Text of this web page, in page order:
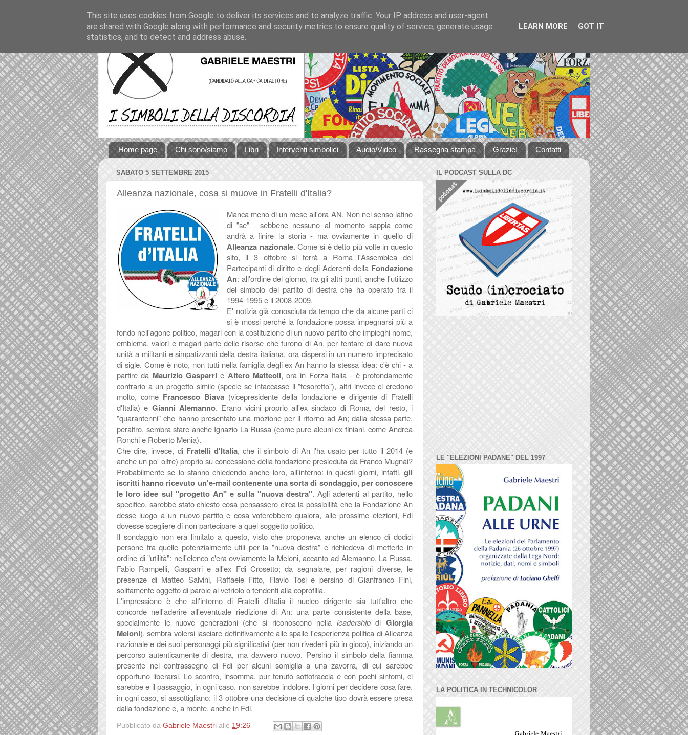
Home page Chi sono/siamo Libri Interventi simbolici Audio/Video Rassegna stampa Grazie! Contatti
SABATO 5 SETTEMBRE 2015
Alleanza nazionale, cosa si muove in Fratelli d'Italia?
Manca meno di un mese all'ora AN. Non nel senso latino
di "se" - sebbene nessuno al momento sappia come
andrà a finire la storia - ma ovviamente in quello di
Alleanza nazionale. Come si è detto più volte in questo
sito, il 3 ottobre si terrà a Roma l'Assemblea dei
Partecipanti di diritto e degli Aderenti della Fondazione
An: all'ordine del giorno, tra gli altri punti, anche l'utilizzo
del simbolo del partito di destra che ha operato tra il
1994-1995 e il 2008-2009.
E' notizia già conosciuta da tempo che da alcune parti ci
si è mossi perché la fondazione possa impegnarsi più a
fondo nell'agone politico, magari con la costituzione di un nuovo partito che impieghi nome,
emblema, valori e magari parte delle risorse che furono di An, per tentare di dare nuova
unità a militanti e simpatizzanti della destra italiana, ora dispersi in un numero imprecisato
di sigle. Come è noto, non tutti nella famiglia degli ex An hanno la stessa idea: c'è chi - a
partire da Maurizio Gasparri e Altero Matteoli, ora in Forza Italia - è profondamente
contrario a un progetto simile (specie se intaccasse il "tesoretto"), altri invece ci credono
molto, come Francesco Biava(vicepresidente della fondazione e dirigente di Fratelli
d'Italia) e Gianni Alemanno. Erano vicini proprio all'ex sindaco di Roma, del resto, i
"quarantenni" che hanno presentato una mozione per il ritorno ad An; dalla stessa parte,
peraltro, sembra stare anche Ignazio La Russa (come pure alcuni ex finiani, come Andrea
Ronchi e Roberto Menia).
Che dire, invece, di Fratelli d'Italia, che il simbolo di An l'ha usato per tutto il 2014 (e
anche un po' oltre) proprio su concessione della fondazione presieduta da Franco Mugnai?
Probabilmente se lo stanno chiedendo anche loro, all'interno: in questi giorni, infatti, gli
iscritti hanno ricevuto un'e-mail contenente una sorta di sondaggio, per conoscere
le loro idee sul "progetto An" e sulla "nuova destra".Agli aderenti al partito, nello
specifico, sarebbe stato chiesto cosa pensassero circa la possibilità che la Fondazione An
desse luogo a un nuovo partito e cosa voterebbero qualora, alle prossime elezioni, Fdi
dovesse scegliere di non partecipare a quel soggetto politico.
Il sondaggio non era limitato a questo, visto che proponeva anche un elenco di dodici
persone tra quelle potenzialmente utili per la "nuova destra" e richiedeva di metterle in
ordine di "utilità": nell'elenco c'era ovviamente la Meloni, accanto ad Alemanno, La Russa,
Fabio Rampelli, Gasparri e all'ex Fdi Crosetto; da segnalare, per ragioni diverse, le
presenze di Matteo Salvini, Raffaele Fitto, Flavio Tosi e persino di Gianfranco Fini,
solitamente oggetto di parole al vetriolo o tendenti alla coprofilia.
L'impressione è che all'interno di Fratelli d'Italia il nucleo dirigente sia tutt'altro che
concorde nell'aderire all'eventuale riedizione di An: una parte consistente della base,
specialmente le nuove generazioni (che si riconoscono nella leadershipdiGiorgia
Meloni), sembra volersi lasciare definitivamente alle spalle l'esperienza politica di Alleanza
nazionale e dei suoi personaggi più significativi (per non rivederli più in gioco), iniziando un
percorso autenticamente di destra, ma davvero nuovo. Persino il simbolo della fiamma
presente nel contrassegno di Fdi per alcuni somiglia a una zavorra, di cui sarebbe
opportuno liberarsi. Lo scontro, insomma, pur tenuto sottotraccia e con pochi sintomi, ci
sarebbe e il passaggio, in ogni caso, non sarebbe indolore. I giorni per decidere cosa fare,
in ogni caso, si assottigliano: il 3 ottobre una decisione di qualche tipo dovrà essere presa
dalla fondazione e, a monte, anche in Fdi.
Pubblicato da Gabriele Maestri alle 19:26
IL PODCAST SULLA DC
LE "ELEZIONI PADANE" DEL 1997
LA POLITICA IN TECHNICOLOR
This site uses cookies from Google to deliver its services and to analyze traffic. Your IP address and user-agent
are shared with Google along with performance and security metrics to ensure quality of service, generate usage
statistics, and to detect and address abuse.
LEARN MORE GOT IT